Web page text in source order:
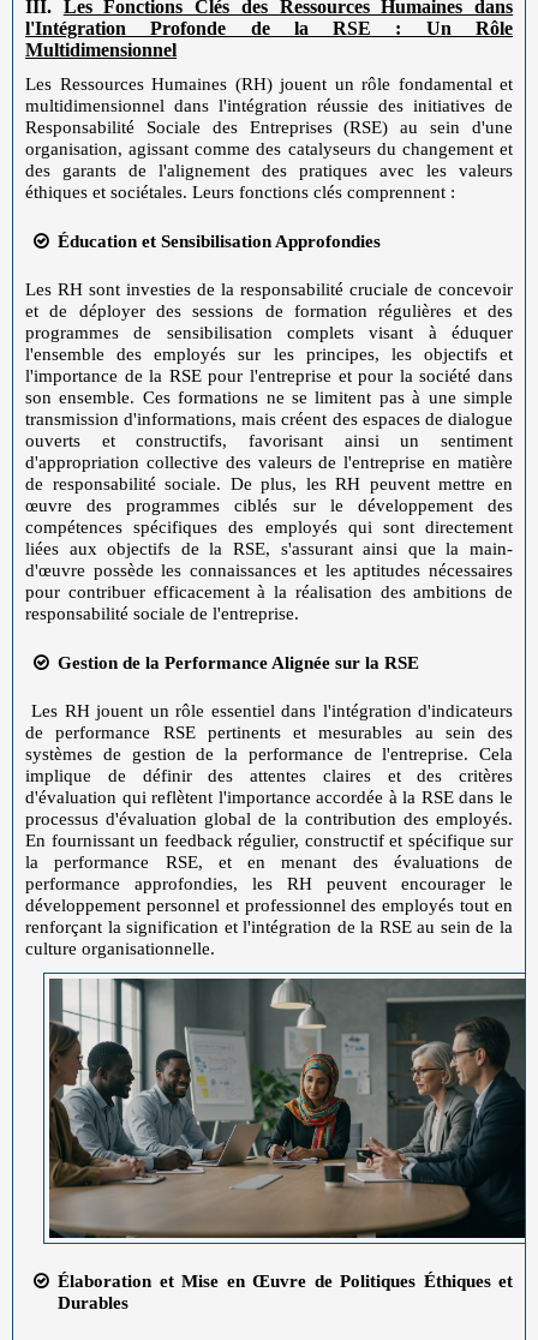
III. Les Fonctions Clés des Ressources Humaines dans
l'Intégration Profonde de la RSE : Un Rôle
Multidimensionnel
Les Ressources Humaines (RH) jouent un rôle fondamental et
multidimensionnel dans l'intégration réussie des initiatives de
Responsabilité Sociale des Entreprises (RSE) au sein d'une
organisation, agissant comme des catalyseurs du changement et
des garants de l'alignement des pratiques avec les valeurs
éthiques et sociétales. Leurs fonctions clés comprennent :
Éducation et Sensibilisation Approfondies
Les RH sont investies de la responsabilité cruciale de concevoir
et de déployer des sessions de formation régulières et des
programmes de sensibilisation complets visant à éduquer
l'ensemble des employés sur les principes, les objectifs et
l'importance de la RSE pour l'entreprise et pour la société dans
son ensemble. Ces formations ne se limitent pas à une simple
transmission d'informations, mais créent des espaces de dialogue
ouverts et constructifs, favorisant ainsi un sentiment
d'appropriation collective des valeurs de l'entreprise en matière
de responsabilité sociale. De plus, les RH peuvent mettre en
œuvre des programmes ciblés sur le développement des
compétences spécifiques des employés qui sont directement
liées aux objectifs de la RSE, s'assurant ainsi que la main-
d'œuvre possède les connaissances et les aptitudes nécessaires
pour contribuer efficacement à la réalisation des ambitions de
responsabilité sociale de l'entreprise.
Gestion de la Performance Alignée sur la RSE
Les RH jouent un rôle essentiel dans l'intégration d'indicateurs
de performance RSE pertinents et mesurables au sein des
systèmes de gestion de la performance de l'entreprise. Cela
implique de définir des attentes claires et des critères
d'évaluation qui reflètent l'importance accordée à la RSE dans le
processus d'évaluation global de la contribution des employés.
En fournissant un feedback régulier, constructif et spécifique sur
la performance RSE, et en menant des évaluations de
performance approfondies, les RH peuvent encourager le
développement personnel et professionnel des employés tout en
renforçant la signification et l'intégration de la RSE au sein de la
culture organisationnelle.
Élaboration et Mise en Œuvre de Politiques Éthiques et
Durables